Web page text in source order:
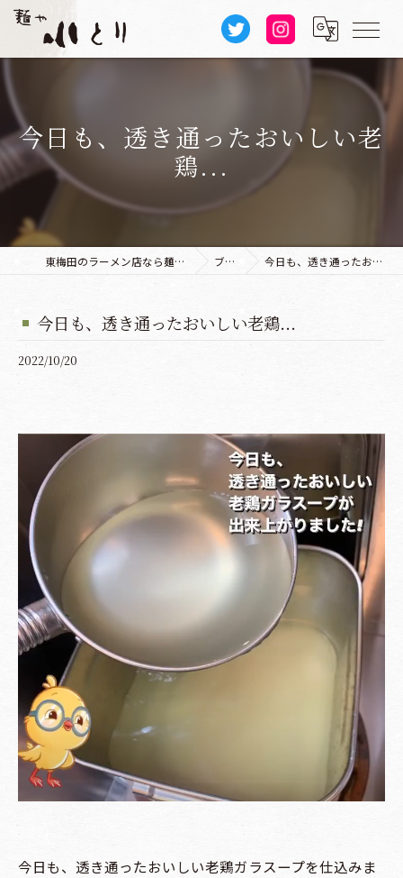
今日も、透き通ったおいしい老
鶏...
東梅田のラーメン店なら麺や 小とり 本店 ブログ 今日も、透き通ったおいしい老鶏...
今日も、透き通ったおいしい老鶏...
2022/10/20
今日も、透き通ったおいしい老鶏ガラスープを仕込みま